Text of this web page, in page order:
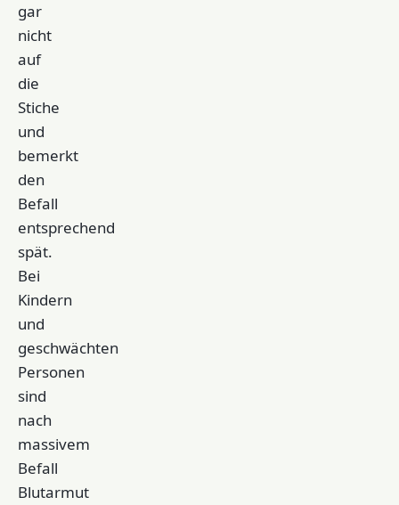
gar
nicht
auf
die
Stiche
und
bemerkt
den
Befall
entsprechend
spät.
Bei
Kindern
und
geschwächten
Personen
sind
nach
massivem
Befall
Blutarmut